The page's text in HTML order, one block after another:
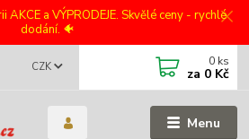
a VÝPRODEJE. Skvělé ceny - rychlé
dodání. 🐠
Menu
CZK 0 ks
za 0 Kč